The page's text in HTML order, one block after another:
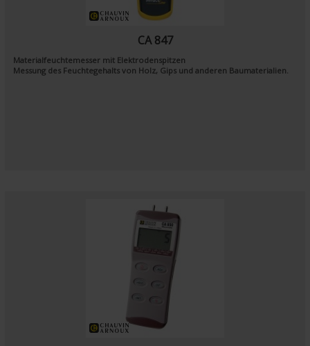
CA 847
Materialfeuchtemesser mit Elektrodenspitzen
Messung des Feuchtegehalts von Holz, Gips und anderen Baumaterialien.